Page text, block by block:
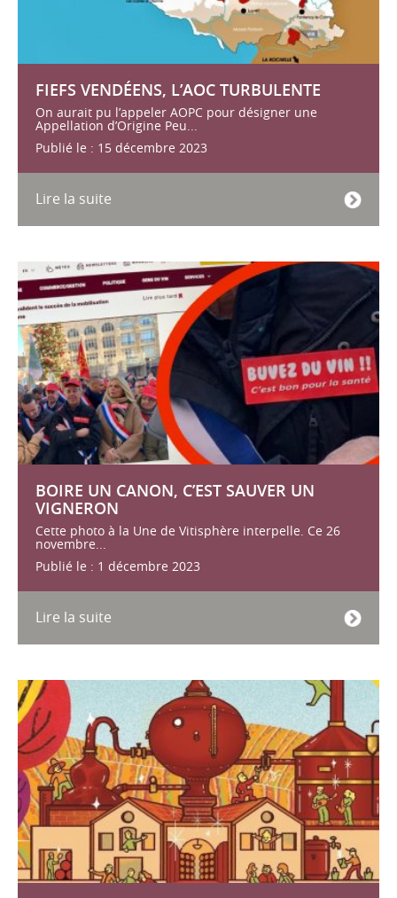
FIEFS VENDÉENS, L’AOC TURBULENTE
On aurait pu l’appeler AOPC pour désigner une
Appellation d’Origine Peu...
Publié le : 15 décembre 2023
Lire la suite
BOIRE UN CANON, C’EST SAUVER UN
VIGNERON
Cette photo à la Une de Vitisphère interpelle. Ce 26
novembre...
Publié le : 1 décembre 2023
Lire la suite